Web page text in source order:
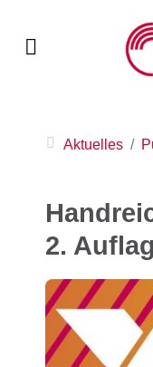
Aktuelles
2.